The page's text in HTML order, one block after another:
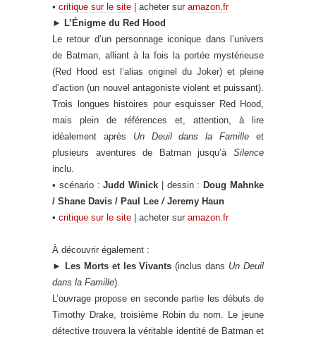
• critique sur le site | acheter sur amazon.fr
►
L’Énigme du Red Hood
Le retour d’un personnage iconique dans l’univers
de Batman, alliant à la fois la portée mystérieuse
(Red Hood est l’alias originel du Joker) et pleine
d’action (un nouvel antagoniste violent et puissant).
Trois longues histoires pour esquisser Red Hood,
mais plein de références et, attention, à lire
idéalement après Un Deuil dans la Famille et
plusieurs aventures de Batman jusqu’à Silence
inclu.
• scénario :Judd Winick | dessin : Doug Mahnke
/ Shane Davis / Paul Lee / Jeremy Haun
• critique sur le site | acheter sur amazon.fr
À découvrir également :
►
Les Morts et les Vivants (inclus dans Un Deuil
dans la Famille).
L’ouvrage propose en seconde partie les débuts de
Timothy Drake, troisième Robin du nom. Le jeune
détective trouvera la véritable identité de Batman et